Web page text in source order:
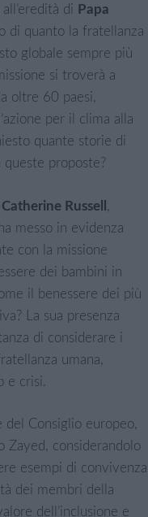
di
Papa
di quanto la fratellanza
globale sempre più
si troverà a
oltre 60 paesi,
per il clima alla
quante storie di
proposte?
Catherine Russell ,
messo in evidenza
con la missione
dei bambini in
il benessere dei più
La sua presenza
di considerare i
umana,
e crisi.
del Consiglio europeo,
Zayed, considerandolo
esempi di convivenza
dei membri della
dell’inclusione e